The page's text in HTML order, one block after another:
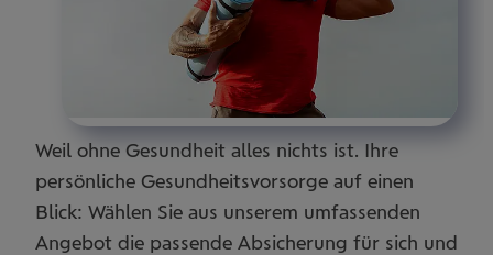
Weil ohne Gesundheit alles nichts ist. Ihre
persönliche Gesundheitsvorsorge auf einen
Blick: Wählen Sie aus unserem umfassenden
Angebot die passende Absicherung für sich und